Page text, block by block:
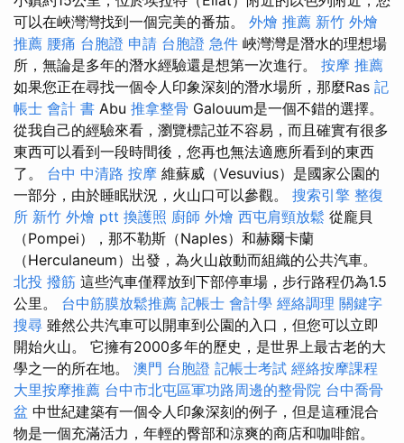
可以在峽灣灣找到一個完美的番茄。 外燴 推薦 新竹 外燴
推薦 腰痛 台胞證 申請 台胞證 急件 峽灣灣是潛水的理想場
所，無論是多年的潛水經驗還是想第一次進行。 按摩 推薦
如果您正在尋找一個令人印象深刻的潛水場所，那麼Ras 記
帳士 會計 書 Abu 推拿整骨 Galouum是一個不錯的選擇。
從我自己的經驗來看，瀏覽標記並不容易，而且確實有很多
東西可以看到一段時間後，您再也無法適應所看到的東西
了。 台中 中清路 按摩 維蘇威（Vesuvius）是國家公園的
一部分，由於睡眠狀況，火山口可以參觀。 搜索引擎 整復
所 新竹 外燴 ptt 換護照 廚師 外燴 西屯肩頸放鬆 從龐貝
（Pompei），那不勒斯（Naples）和赫爾卡蘭
（Herculaneum）出發，為火山啟動而組織的公共汽車。
北投 撥筋 這些汽車僅釋放到下部停車場，步行路程仍為1.5
公里。 台中筋膜放鬆推薦 記帳士 會計學 經絡調理 關鍵字
搜尋 雖然公共汽車可以開車到公園的入口，但您可以立即
開始火山。 它擁有2000多年的歷史，是世界上最古老的大
學之一的所在地。 澳門 台胞證 記帳士考試 經絡按摩課程
大里按摩推薦 台中市北屯區軍功路周邊的整骨院 台中喬骨
盆 中世紀建築有一個令人印象深刻的例子，但是這種混合
物是一個充滿活力，年輕的臀部和涼爽的商店和咖啡館。